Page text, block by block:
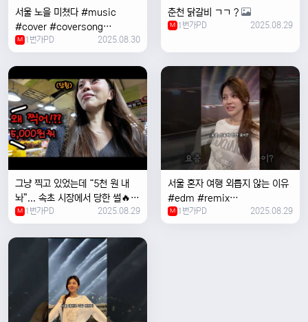
서울 노을 미쳤다 #music
#cover #coversong
#singer #서울 #노을 #한국 #
한강
M 1번가PD 2025.08.30
춘천 닭갈비 ㄱㄱ ?
M 1번가PD 2025.08.29
그냥 찍고 있었는데 “5천 원 내
놔”... 속초 시장에서 당한 썰🔥
M 1번가PD 2025.08.29
서울 혼자 여행 외릅지 않는 이유
#edm #remix
#electronicmusic #singer
#newmusic #music #여행
M 1번가PD 2025.08.29